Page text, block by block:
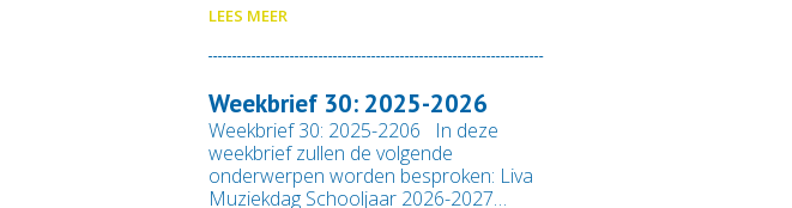
LEES MEER
Weekbrief 30: 2025-2026
Weekbrief 30: 2025-2206 In deze
weekbrief zullen de volgende
onderwerpen worden besproken: Liva
Muziekdag Schooljaar 2026-2027…